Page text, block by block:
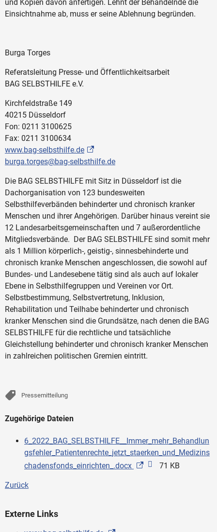
und Kopien davon anfertigen. Lehnt der Behandelnde die
Einsichtnahme ab, muss er seine Ablehnung begründen.
Burga Torges
Referatsleitung Presse- und Öffentlichkeitsarbeit
BAG SELBSTHILFE e.V.
Kirchfeldstraße 149
40215 Düsseldorf
Fon: 0211 3100625
Fax: 0211 3100634
www.bag-selbsthilfe.de
burga.torges@bag-selbsthilfe.de
Die BAG SELBSTHILFE mit Sitz in Düsseldorf ist die
Dachorganisation von 123 bundesweiten
Selbsthilfeverbänden behinderter und chronisch kranker
Menschen und ihrer Angehörigen. Darüber hinaus vereint sie
12 Landesarbeitsgemeinschaften und 7 außerordentliche
Mitgliedsverbände. Der BAG SELBSTHILFE sind somit mehr
als 1 Million körperlich-, geistig-, sinnesbehinderte und
chronisch kranke Menschen angeschlossen, die sowohl auf
Bundes- und Landesebene tätig sind als auch auf lokaler
Ebene in Selbsthilfegruppen und Vereinen vor Ort.
Selbstbestimmung, Selbstvertretung, Inklusion,
Rehabilitation und Teilhabe behinderter und chronisch
kranker Menschen sind die Grundsätze, nach denen die BAG
SELBSTHILFE für die rechtliche und tatsächliche
Gleichstellung behinderter und chronisch kranker Menschen
in zahlreichen politischen Gremien eintritt.
Pressemitteilung
Zugehörige Dateien
6_2022_BAG_SELBSTHILFE__Immer_mehr_Behandlun
gsfehler_Patientenrechte_jetzt_staerken_und_Medizins
chadensfonds_einrichten_.docx
71 KB
Zurück
Externe Links